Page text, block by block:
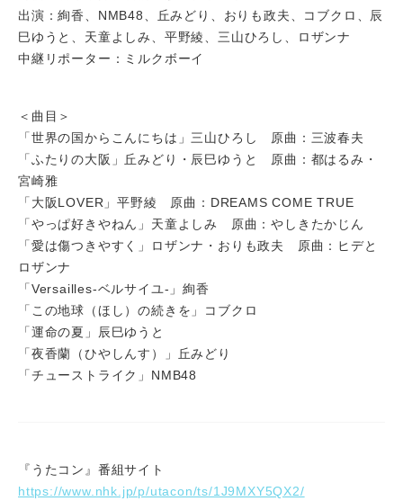
出演：絢香、NMB48、丘みどり、おりも政夫、コブクロ、辰
巳ゆうと、天童よしみ、平野綾、三山ひろし、ロザンナ
中継リポーター：ミルクボーイ
＜曲目＞
「世界の国からこんにちは」三山ひろし 原曲：三波春夫
「ふたりの大阪」丘みどり・辰巳ゆうと 原曲：都はるみ・
宮崎雅
「大阪LOVER」平野綾 原曲：DREAMS COME TRUE
「やっぱ好きやねん」天童よしみ 原曲：やしきたかじん
「愛は傷つきやすく」ロザンナ・おりも政夫 原曲：ヒデと
ロザンナ
「Versailles-ベルサイユ-」絢香
「この地球（ほし）の続きを」コブクロ
「運命の夏」辰巳ゆうと
「夜香蘭（ひやしんす）」丘みどり
「チューストライク」NMB48
『うたコン』番組サイト
https://www.nhk.jp/p/utacon/ts/1J9MXY5QX2/